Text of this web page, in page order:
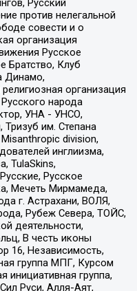
Русский
против нелегальной
совести и о
организация
Русское
Братство, Клуб
Динамо,
организация
народа
УНА - УНСО,
Тризуб им. Степана
division,
инглиизма,
TulaSkins,
Русское
Мечеть Мирмамеда,
г. Астрахани, ВОЛЯ,
Рубеж Севера, ТОЙС,
деятельности,
В честь иконы
16, Независимость,
группа МПГ, Курсом
инициативная группа,
Руси, Алля-Аят,